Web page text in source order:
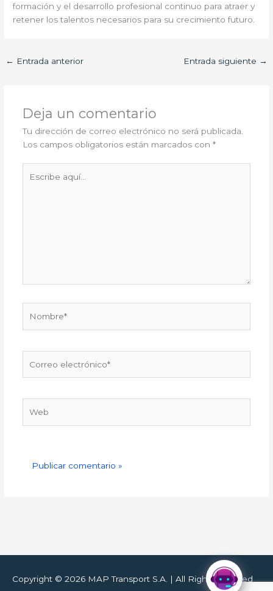
formación y el desarrollo profesional continuo para atraer y
retener los talentos necesarios para su crecimiento futuro.
← Entrada anterior Entrada siguiente →
Deja un comentario
Tu dirección de correo electrónico no será publicada.
Los campos obligatorios están marcados con *
aquí...
electrónico*
Copyright © 2026 MAP Transport S.A. | All Right Reserved